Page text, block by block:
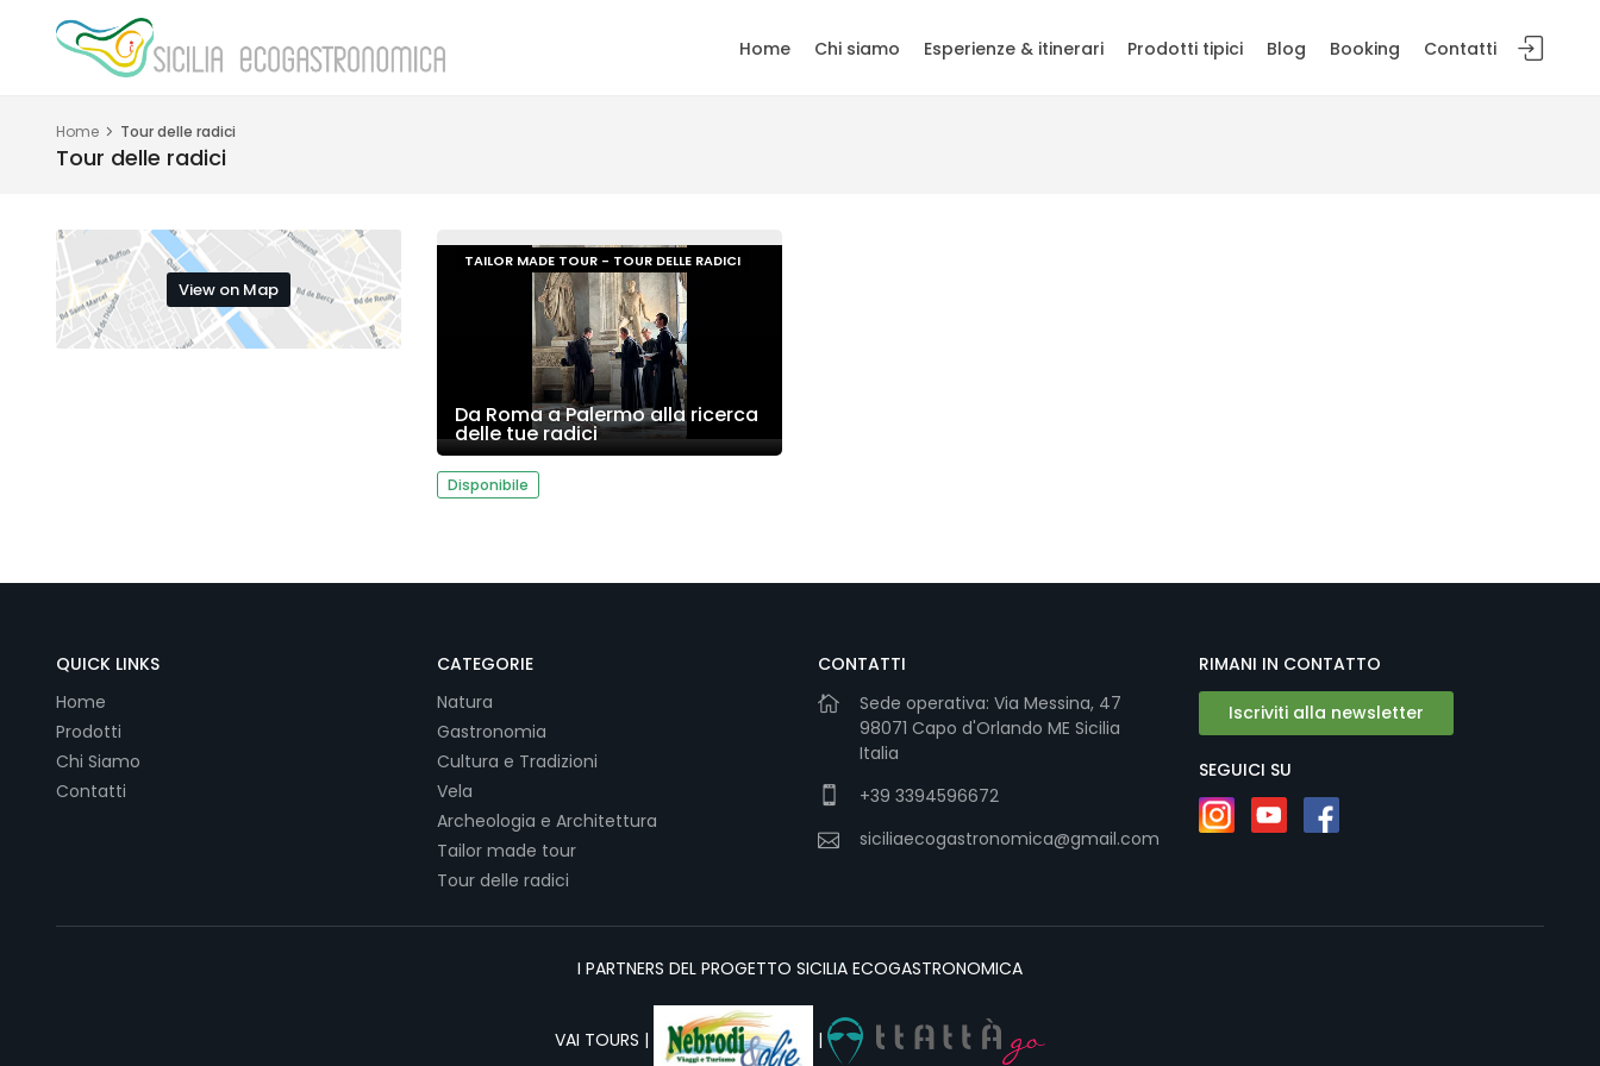
Home Chi siamo Esperienze & itinerari Prodotti tipici Blog Booking Contatti
Home Tour delle radici
Tour delle radici
View on Map
TAILOR MADE TOUR - TOUR DELLE RADICI
Da Roma a Palermo alla ricerca
delle tue radici
Disponibile
QUICK LINKS
Home
Prodotti
Chi Siamo
Contatti
CATEGORIE
Natura
Gastronomia
Cultura e Tradizioni
Vela
Archeologia e Architettura
Tailor made tour
Tour delle radici
CONTATTI
Sede operativa: Via Messina, 47
98071 Capo d'Orlando ME Sicilia
Italia
+39 3394596672
siciliaecogastronomica@gmail.com
RIMANI IN CONTATTO
Iscriviti alla newsletter
SEGUICI SU
I PARTNERS DEL PROGETTO SICILIA ECOGASTRONOMICA
VAI TOURS | |